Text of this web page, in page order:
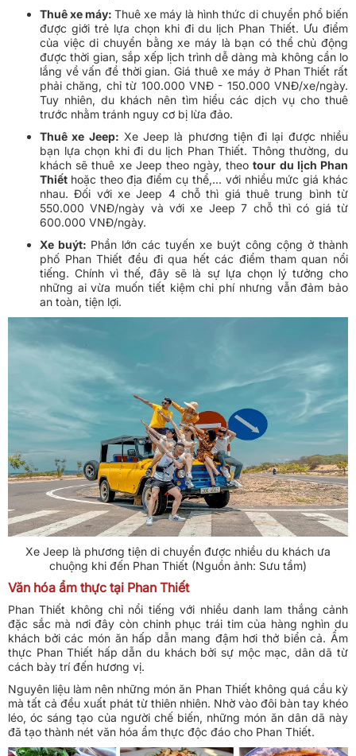
Thuê xe máy: Thuê xe máy là hình thức di chuyển phổ biến
được giới trẻ lựa chọn khi đi du lịch Phan Thiết. Ưu điểm
của việc di chuyển bằng xe máy là bạn có thể chủ động
được thời gian, sắp xếp lịch trình dễ dàng mà không cần lo
lắng về vấn đề thời gian. Giá thuê xe máy ở Phan Thiết rất
phải chăng, chỉ từ 100.000 VNĐ - 150.000 VNĐ/xe/ngày.
Tuy nhiên, du khách nên tìm hiểu các dịch vụ cho thuê
trước nhằm tránh nguy cơ bị lừa đảo.
Thuê xe Jeep: Xe Jeep là phương tiện đi lại được nhiều
bạn lựa chọn khi đi du lịch Phan Thiết. Thông thường, du
khách sẽ thuê xe Jeep theo ngày, theotour du lịch Phan
Thiết hoặc theo địa điểm cụ thể,... với nhiều mức giá khác
nhau. Đối với xe Jeep 4 chỗ thì giá thuê trung bình từ
550.000 VNĐ/ngày và với xe Jeep 7 chỗ thì có giá từ
600.000 VNĐ/ngày.
Xe buýt: Phần lớn các tuyến xe buýt công cộng ở thành
phố Phan Thiết đều đi qua hết các điểm tham quan nổi
tiếng. Chính vì thế, đây sẽ là sự lựa chọn lý tưởng cho
những ai vừa muốn tiết kiệm chi phí nhưng vẫn đảm bảo
an toàn, tiện lợi.
Xe Jeep là phương tiện di chuyển được nhiều du khách ưa
chuộng khi đến Phan Thiết (Nguồn ảnh: Sưu tầm)
Văn hóa ẩm thực tại Phan Thiết
Phan Thiết không chỉ nổi tiếng với nhiều danh lam thắng cảnh
đặc sắc mà nơi đây còn chinh phục trái tim của hàng nghìn du
khách bởi các món ăn hấp dẫn mang đậm hơi thở biển cả. Ẩm
thực Phan Thiết hấp dẫn du khách bởi sự mộc mạc, dân dã từ
cách bày trí đến hương vị.
Nguyên liệu làm nên những món ăn Phan Thiết không quá cầu kỳ
mà tất cả đều xuất phát từ thiên nhiên. Nhờ vào đôi bàn tay khéo
léo, óc sáng tạo của người chế biến, những món ăn dân dã này
đã tạo thành nét văn hóa ẩm thực độc đáo cho Phan Thiết.